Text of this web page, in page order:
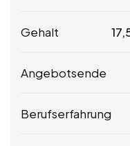
Gehalt
Angebotsende
Berufserfahrung